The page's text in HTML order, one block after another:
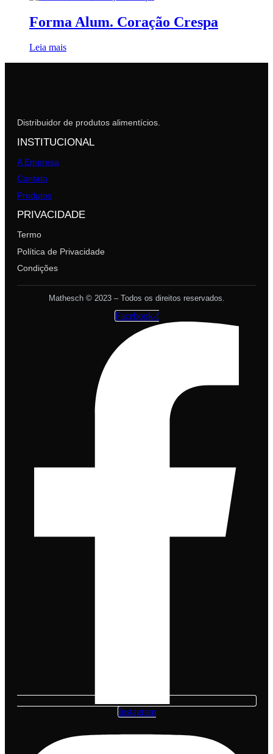
Forma Alum. Coração Crespa
Leia mais
Distribuidor de produtos alimentícios.
INSTITUCIONAL
A Empresa
Contato
Produtos
PRIVACIDADE
Termo
Política de Privacidade
Condições
Mathesch © 2023 – Todos os direitos reservados.
Facebook-f
Instagram